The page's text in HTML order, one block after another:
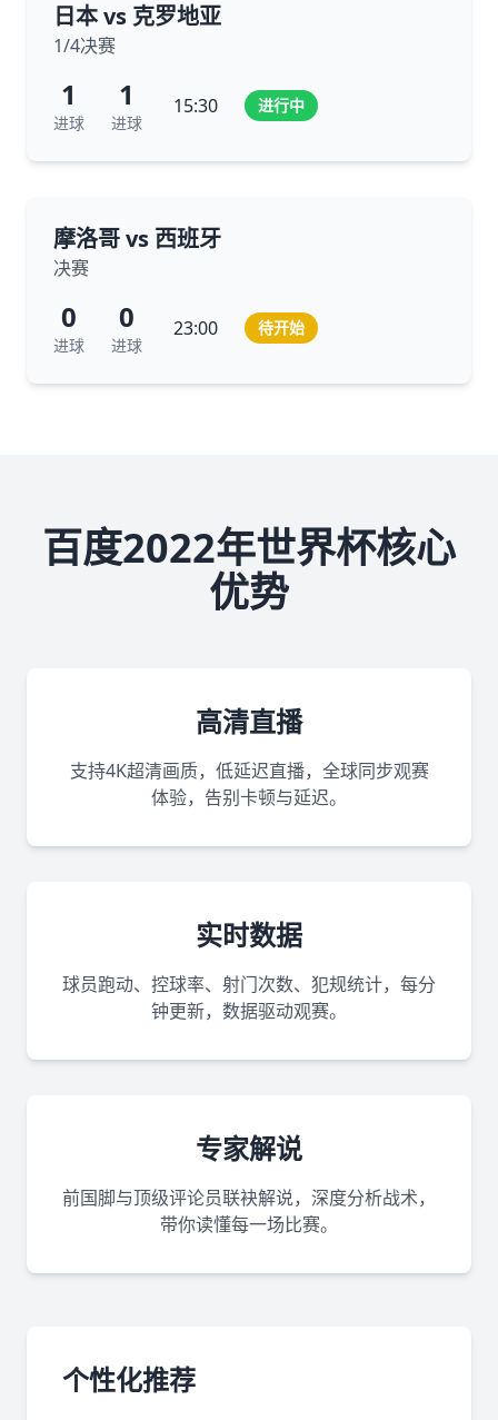
日本 vs 克罗地亚
1/4决赛
1
进球
1
进球
15:30 进行中
摩洛哥 vs 西班牙
决赛
0
进球
0
进球
23:00 待开始
百度2022年世界杯核心
优势
高清直播
支持4K超清画质，低延迟直播，全球同步观赛
体验，告别卡顿与延迟。
实时数据
球员跑动、控球率、射门次数、犯规统计，每分
钟更新，数据驱动观赛。
专家解说
前国脚与顶级评论员联袂解说，深度分析战术，
带你读懂每一场比赛。
个性化推荐